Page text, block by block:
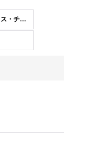
ソカロ ネックレス・チェーン